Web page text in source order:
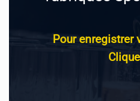
Pour enregistrer